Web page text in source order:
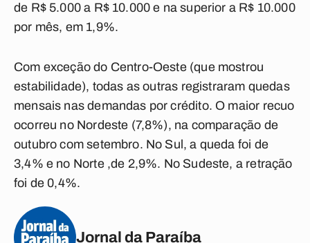
de R$ 5.000 a R$ 10.000 e na superior a R$ 10.000
por mês, em 1,9%.
Com exceção do Centro-Oeste (que mostrou
estabilidade), todas as outras registraram quedas
mensais nas demandas por crédito. O maior recuo
ocorreu no Nordeste (7,8%), na comparação de
outubro com setembro. No Sul, a queda foi de
3,4% e no Norte ,de 2,9%. No Sudeste, a retração
foi de 0,4%.
Jornal da Paraíba